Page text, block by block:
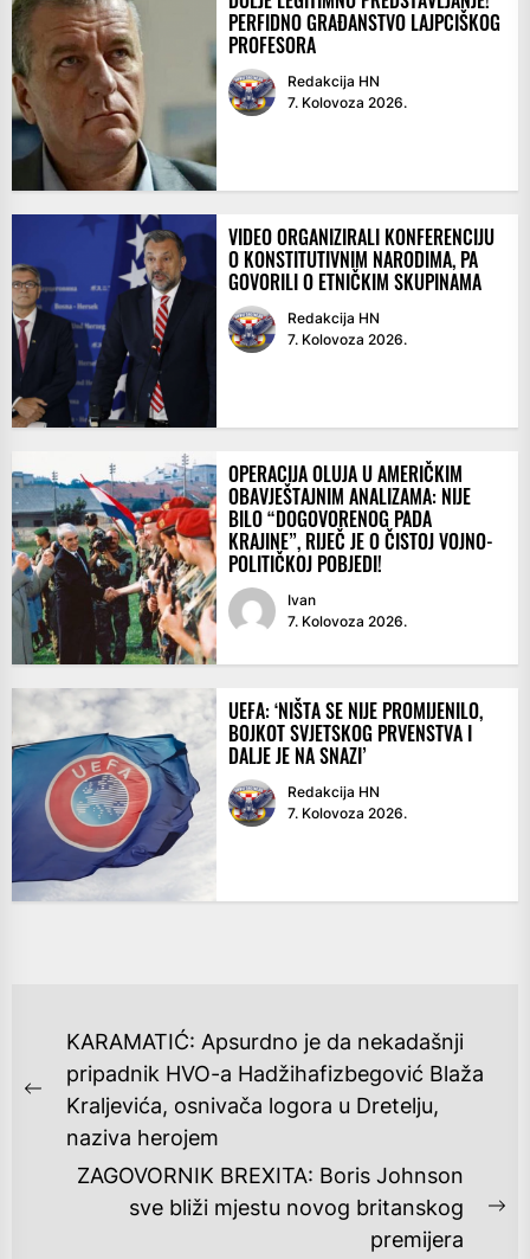
PERFIDNO GRAĐANSTVO LAJPCIŠKOG
PROFESORA
Redakcija HN
7. Kolovoza 2026.
VIDEO ORGANIZIRALI KONFERENCIJU
O KONSTITUTIVNIM NARODIMA, PA
GOVORILI O ETNIČKIM SKUPINAMA
Redakcija HN
7. Kolovoza 2026.
OPERACIJA OLUJA U AMERIČKIM
OBAVJEŠTAJNIM ANALIZAMA: NIJE
BILO “DOGOVORENOG PADA
KRAJINE”, RIJEČ JE O ČISTOJ VOJNO-
POLITIČKOJ POBJEDI!
Ivan
7. Kolovoza 2026.
UEFA: ‘NIŠTA SE NIJE PROMIJENILO,
BOJKOT SVJETSKOG PRVENSTVA I
DALJE JE NA SNAZI’
Redakcija HN
7. Kolovoza 2026.
NAVIGACIJA
OBJAVA
Previous
post:
KARAMATIĆ: Apsurdno je da nekadašnji
pripadnik HVO-a Hadžihafizbegović Blaža
Kraljevića, osnivača logora u Dretelju,
naziva herojem
ZAGOVORNIK BREXITA: Boris Johnson
sve bliži mjestu novog britanskog
premijera